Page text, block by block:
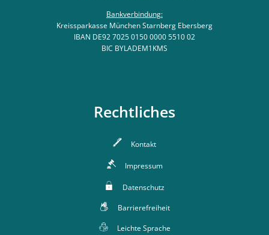
Bankverbindung:
Kreissparkasse München Starnberg Ebersberg
IBAN DE92 7025 0150 0000 5510 02
BIC BYLADEM1KMS
Rechtliches
Kontakt
Impressum
Datenschutz
Barrierefreiheit
Leichte Sprache